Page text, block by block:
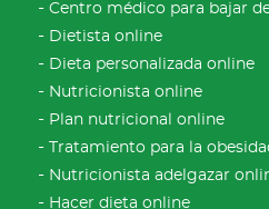
Centro médico para bajar
Dietista online
Dieta personalizada online
Nutricionista online
Plan nutricional online
Tratamiento para la
Nutricionista adelgazar
Hacer dieta online